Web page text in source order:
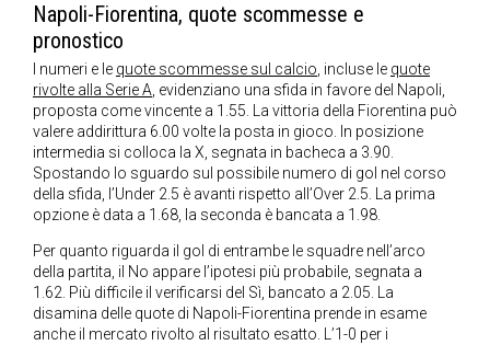
Napoli-Fiorentina, quote scommesse e
pronostico
I numeri e le quote scommesse sul calcio, incluse le quote
rivolte alla Serie A, evidenziano una sfida in favore del Napoli,
proposta come vincente a 1.55. La vittoria della Fiorentina può
valere addirittura 6.00 volte la posta in gioco. In posizione
intermedia si colloca la X, segnata in bacheca a 3.90.
Spostando lo sguardo sul possibile numero di gol nel corso
della sfida, l’Under 2.5 è avanti rispetto all’Over 2.5. La prima
opzione è data a 1.68, la seconda è bancata a 1.98.
Per quanto riguarda il gol di entrambe le squadre nell’arco
della partita, il No appare l’ipotesi più probabile, segnata a
1.62. Più difficile il verificarsi del Sì, bancato a 2.05. La
disamina delle quote di Napoli-Fiorentina prende in esame
anche il mercato rivolto al risultato esatto. L’1-0 per i